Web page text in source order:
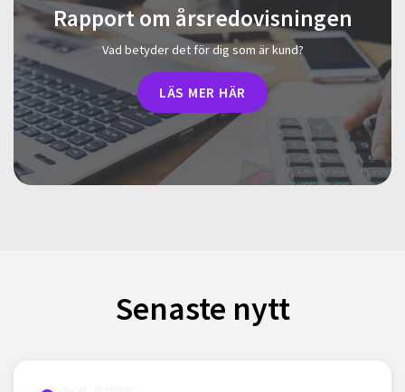
Rapport om årsredovisningen
Vad betyder det för dig som är kund?
LÄS MER HÄR
Senaste nytt